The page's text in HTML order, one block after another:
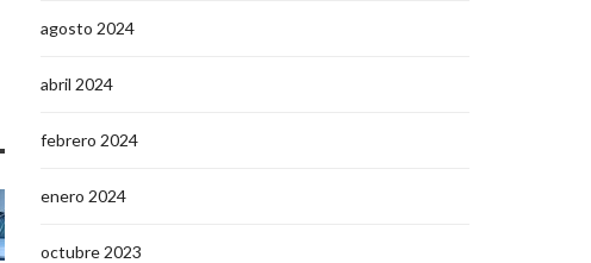
agosto 2024
abril 2024
febrero 2024
enero 2024
octubre 2023